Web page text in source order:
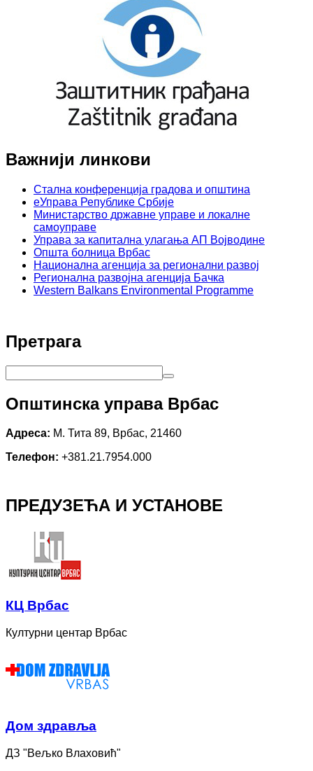
Важнији линкови
Стална конференција градова и општина
еУправа Републике Србије
Министарство државне управе и локалне
самоуправе
Управа за капитална улагања АП Војводине
Општа болница Врбас
Национална агенција за регионални развој
Регионална развојна агенција Бачка
Western Balkans Environmental Programme
Претрага
Општинска управа Врбас
Адреса: М. Тита 89, Врбас, 21460
Телефон: +381.21.7954.000
ПРЕДУЗЕЋА И УСТАНОВЕ
КЦ Врбас
Културни центар Врбас
Дом здравља
ДЗ "Вељко Влаховић"